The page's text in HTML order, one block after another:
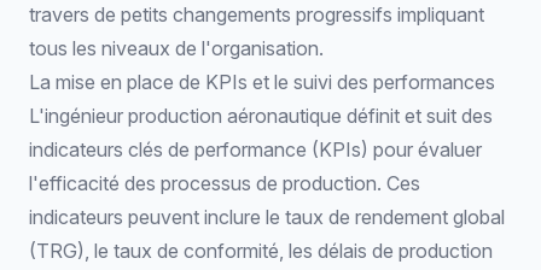
travers de petits changements progressifs impliquant
tous les niveaux de l'organisation.
La mise en place de KPIs et le suivi des performances
L'ingénieur production aéronautique définit et suit des
indicateurs clés de performance (KPIs) pour évaluer
l'efficacité des processus de production. Ces
indicateurs peuvent inclure le taux de rendement global
(TRG), le taux de conformité, les délais de production